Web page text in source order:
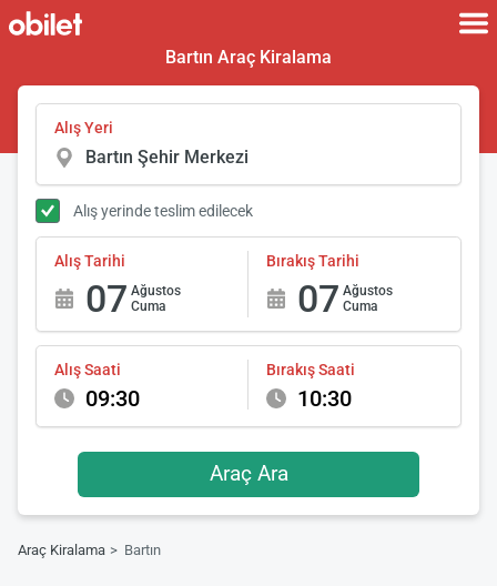
Bartın Araç Kiralama
Alış Yeri
Alış yerinde teslim edilecek
Alış Tarihi
07 Ağustos
Cuma
Bırakış Tarihi
07 Ağustos
Cuma
Alış Saati
09:30
Bırakış Saati
10:30
Araç Ara
Araç Kiralama Bartın